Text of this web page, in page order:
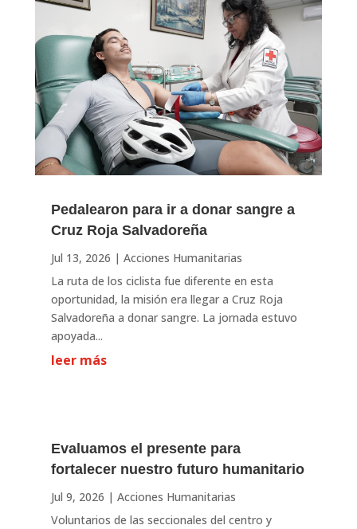
Pedalearon para ir a donar sangre a
Cruz Roja Salvadoreña
Jul 13, 2026 | Acciones Humanitarias
La ruta de los ciclista fue diferente en esta
oportunidad, la misión era llegar a Cruz Roja
Salvadoreña a donar sangre. La jornada estuvo
apoyada...
leer más
Evaluamos el presente para
fortalecer nuestro futuro humanitario
Jul 9, 2026 | Acciones Humanitarias
Voluntarios de las seccionales del centro y